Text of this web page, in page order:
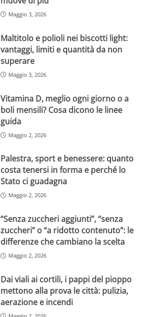
Maggio 3, 2026
Maltitolo e polioli nei biscotti light:
vantaggi, limiti e quantità da non
superare
Maggio 3, 2026
Vitamina D, meglio ogni giorno o a
boli mensili? Cosa dicono le linee
guida
Maggio 2, 2026
Palestra, sport e benessere: quanto
costa tenersi in forma e perché lo
Stato ci guadagna
Maggio 2, 2026
“Senza zuccheri aggiunti”, “senza
zuccheri” o “a ridotto contenuto”: le
differenze che cambiano la scelta
Maggio 2, 2026
Dai viali ai cortili, i pappi del pioppo
mettono alla prova le città: pulizia,
aerazione e incendi